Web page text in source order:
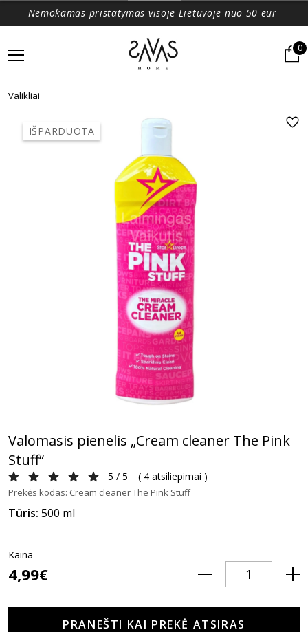
Nemokamas pristatymas visoje Lietuvoje nuo 50 eur
0
Valikliai
IŠPARDUOTA
Valomasis pienelis „Cream cleaner The Pink
Stuff“
5 / 5 ( 4 atsiliepimai )
Prekės kodas: Cream cleaner The Pink Stuff
Tūris: 500 ml
Kaina
4,99€
PRANEŠTI KAI PREKĖ ATSIRAS